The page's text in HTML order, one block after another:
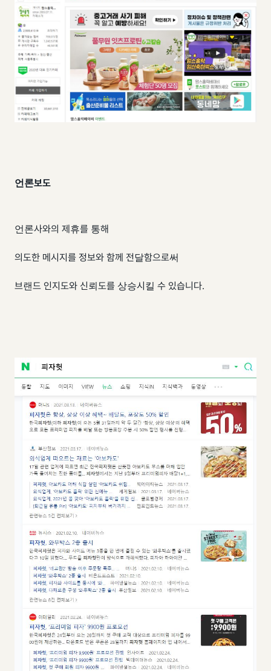
언론보도
언론사와의 제휴를 통해
의도한 메시지를 정보와 함께 전달함으로써
브랜드 인지도와 신뢰도를 상승시킬 수 있습니다.